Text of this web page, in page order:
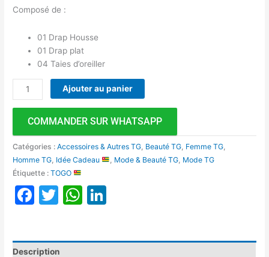
Composé de :
01 Drap Housse
01 Drap plat
04 Taies d’oreiller
Ajouter au panier
COMMANDER SUR WHATSAPP
Catégories :Accessoires & Autres TG Beauté TG Femme TG
Homme TG Idée Cadeau Mode & Beauté TG Mode TG
Étiquette :TOGO
Facebook
TwitterWhatsApp
Description